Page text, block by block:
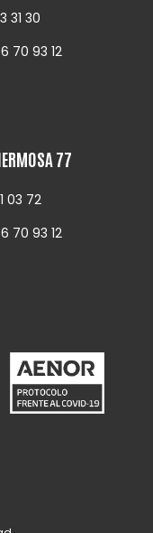
31 30
70 93 12
77
03 72
70 93 12